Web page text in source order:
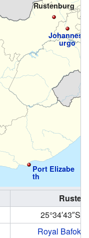
Johannesb
urgo
Port Elizabe
th
Rustenburg
25°34′43″S
Royal